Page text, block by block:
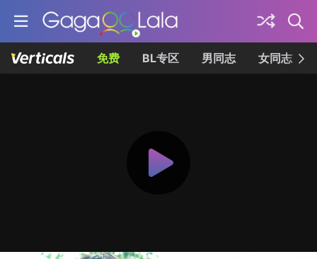
免费 BL专区 男同志 女同志